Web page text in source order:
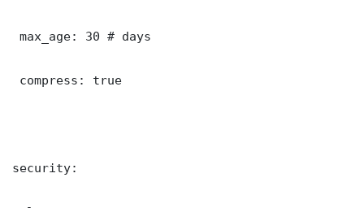
max_age: 30 # days
compress: true
security: